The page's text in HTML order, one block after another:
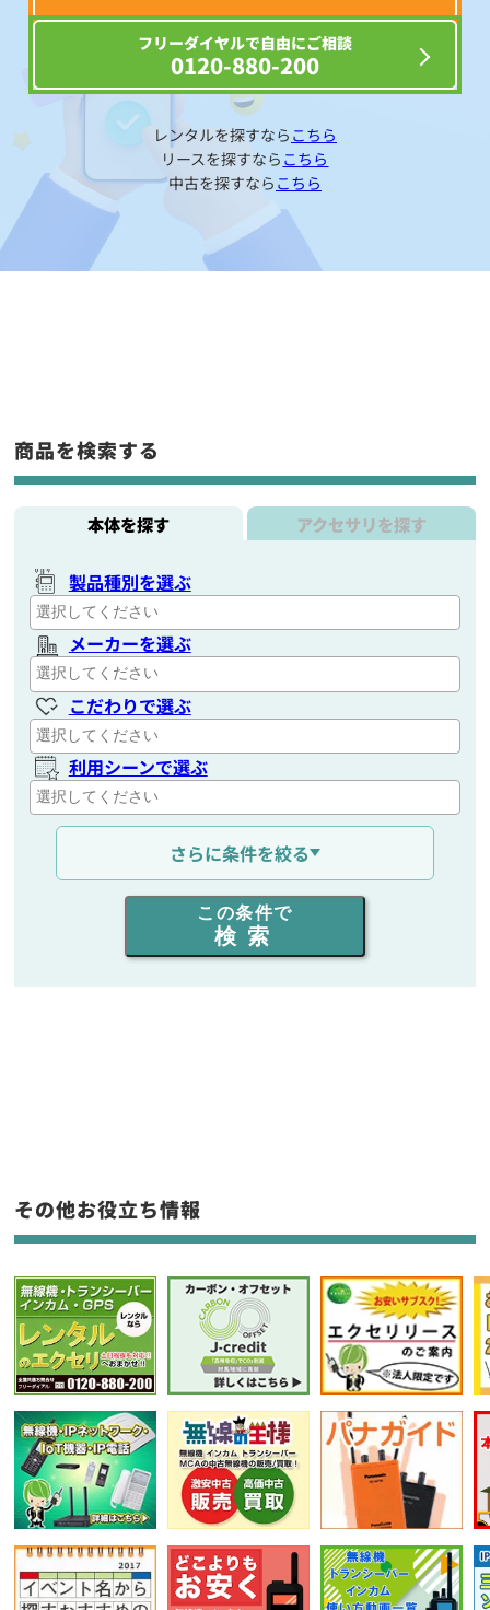
フリーダイヤルで自由にご相談
0120-880-200
レンタルを探すなら こちら
リースを探すなら こちら
中古を探すなら こちら
商品を検索する
本体を探す アクセサリを探す
製品種別を選ぶ
メーカーを選ぶ
こだわりで選ぶ
利用シーンで選ぶ
通信距離を選ぶ
出力を選ぶ
同時通話人数を選ぶ
フリーワード入力(製品名等)
選択条件をリセット
さらに条件を絞る
この条件で
検索
その他お役立ち情報